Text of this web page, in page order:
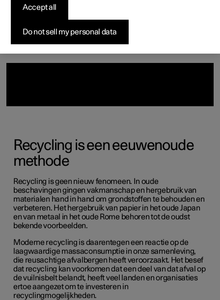
Pre-owned Polestar 2
Subscription
Samenstellen
Pre-owned Polestar 3
Preview evenement
Offerte aanvragen
Samenstellen
Tijdelijk voordeel
Zo werkt het bestellen
Financieringsopties
Aanmelden voor nieuwsbrief
Evenementen
Recycling is een eeuwenoude
methode
Recycling is geen nieuw fenomeen. In oude
beschavingen gingen vakmanschap en hergebruik van
materialen hand in hand om grondstoffen te behouden en
verbeteren. Het hergebruik van papier in het oude Japan
en van metaal in het oude Rome behoren tot de oudst
bekende voorbeelden.
Moderne recycling is daarentegen een reactie op de
laagwaardige massaconsumptie in onze samenleving,
die reusachtige afvalbergen heeft veroorzaakt. Het besef
dat recycling kan voorkomen dat een deel van dat afval op
de vuilnisbelt belandt, heeft veel landen en organisaties
ertoe aangezet om te investeren in
recyclingmogelijkheden.
Do not sell my personal data
Accept all